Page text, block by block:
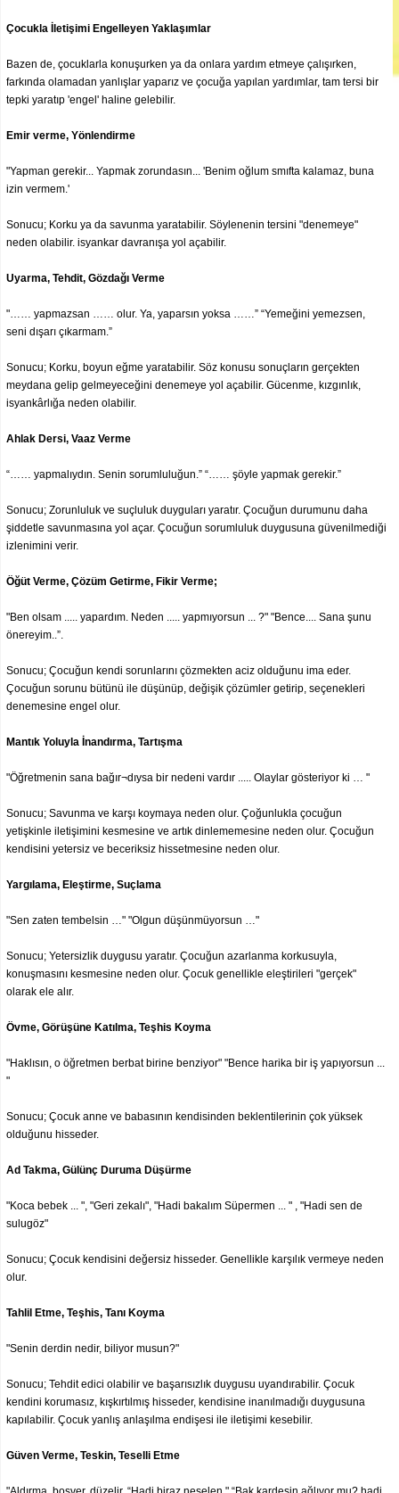
Çocukla İletişimi Engelleyen Yaklaşımlar
Bazen de, çocuklarla konuşurken ya da onlara yardım etmeye çalışırken,
farkında olamadan yanlışlar yaparız ve çocuğa yapılan yardımlar, tam tersi bir
tepki yaratıp 'engel' haline gelebilir.
Emir verme, Yönlendirme
"Yapman gerekir... Yapmak zorundasın... 'Benim oğlum smıfta kalamaz, buna
izin vermem.'
Sonucu; Korku ya da savunma yaratabilir. Söylenenin tersini "denemeye"
neden olabilir. isyankar davranışa yol açabilir.
Uyarma, Tehdit, Gözdağı Verme
"…… yapmazsan …… olur. Ya, yaparsın yoksa ……” “Yemeğini yemezsen,
seni dışarı çıkarmam.”
Sonucu; Korku, boyun eğme yaratabilir. Söz konusu sonuçların gerçekten
meydana gelip gelmeyeceğini denemeye yol açabilir. Gücenme, kızgınlık,
isyankârlığa neden olabilir.
Ahlak Dersi, Vaaz Verme
“…… yapmalıydın. Senin sorumluluğun.” “…… şöyle yapmak gerekir.”
Sonucu; Zorunluluk ve suçluluk duyguları yaratır. Çocuğun durumunu daha
şiddetle savunmasına yol açar. Çocuğun sorumluluk duygusuna güvenilmediği
izlenimini verir.
Öğüt Verme, Çözüm Getirme, Fikir Verme;
"Ben olsam ..... yapardım. Neden ..... yapmıyorsun ... ?" "Bence.... Sana şunu
önereyim..”.
Sonucu; Çocuğun kendi sorunlarını çözmekten aciz olduğunu ima eder.
Çocuğun sorunu bütünü ile düşünüp, değişik çözümler getirip, seçenekleri
denemesine engel olur.
Mantık Yoluyla İnandırma, Tartışma
"Öğretmenin sana bağır¬dıysa bir nedeni vardır ..... Olaylar gösteriyor ki … "
Sonucu; Savunma ve karşı koymaya neden olur. Çoğunlukla çocuğun
yetişkinle iletişimini kesmesine ve artık dinlememesine neden olur. Çocuğun
kendisini yetersiz ve beceriksiz hissetmesine neden olur.
Yargılama, Eleştirme, Suçlama
"Sen zaten tembelsin …" "Olgun düşünmüyorsun …"
Sonucu; Yetersizlik duygusu yaratır. Çocuğun azarlanma korkusuyla,
konuşmasını kesmesine neden olur. Çocuk genellikle eleştirileri "gerçek"
olarak ele alır.
Övme, Görüşüne Katılma, Teşhis Koyma
"Haklısın, o öğretmen berbat birine benziyor" "Bence harika bir iş yapıyorsun ...
"
Sonucu; Çocuk anne ve babasının kendisinden beklentilerinin çok yüksek
olduğunu hisseder.
Ad Takma, Gülünç Duruma Düşürme
"Koca bebek ... ", "Geri zekalı", "Hadi bakalım Süpermen ... " , "Hadi sen de
sulugöz"
Sonucu; Çocuk kendisini değersiz hisseder. Genellikle karşılık vermeye neden
olur.
Tahlil Etme, Teşhis, Tanı Koyma
"Senin derdin nedir, biliyor musun?"
Sonucu; Tehdit edici olabilir ve başarısızlık duygusu uyandırabilir. Çocuk
kendini korumasız, kışkırtılmış hisseder, kendisine inanılmadığı duygusuna
kapılabilir. Çocuk yanlış anlaşılma endişesi ile iletişimi kesebilir.
Güven Verme, Teskin, Teselli Etme